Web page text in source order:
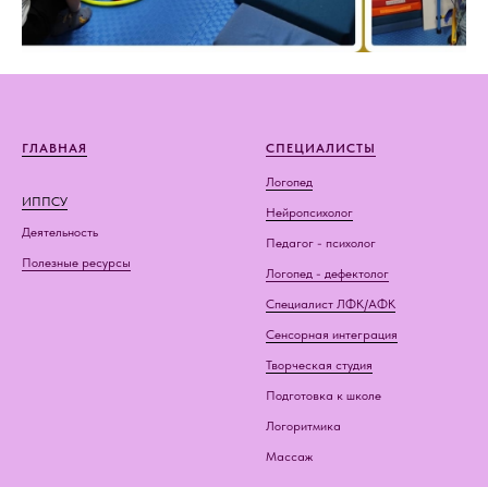
ГЛАВНАЯ
ИППСУ
Деятельность
Полезные ресурсы
СПЕЦИАЛИСТЫ
Логопед
Нейропсихолог
Педагог - психолог
Логопед - дефектолог
Специалист ЛФК/АФК
Сенсорная интеграция
Творческая студия
Подготовка к школе
Логоритмика
Массаж